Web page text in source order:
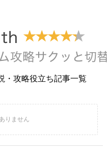
・攻略役立ち記事一覧